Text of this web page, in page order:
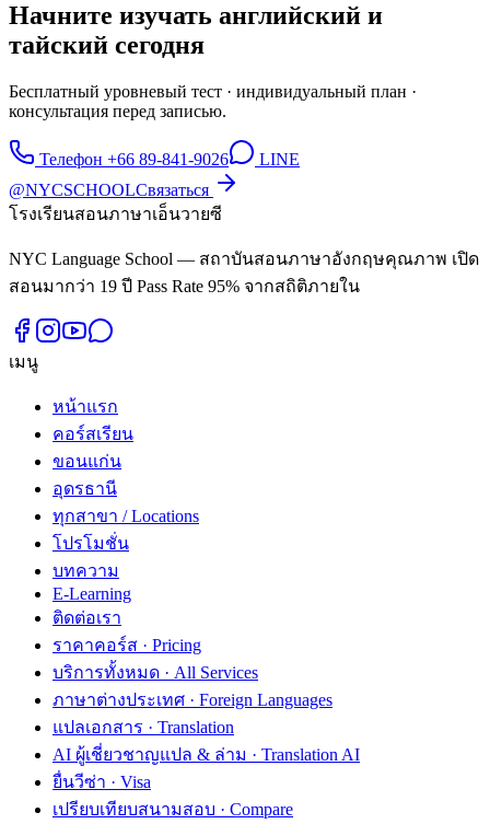
Начните изучать английский и
тайский сегодня
Бесплатный уровневый тест · индивидуальный план ·
консультация перед записью.
Телефон +66 89-841-9026
LINE
@NYCSCHOOLСвязаться
โรงเรียนสอนภาษาเอ็นวายซี
NYC Language School — สถาบันสอนภาษาอังกฤษคุณภาพ เปิด
สอนมากว่า 19 ปี Pass Rate 95% จากสถิติภายใน
เมนู
หน้าแรก
คอร์สเรียน
ขอนแก่น
อุดรธานี
ทุกสาขา / Locations
โปรโมชั่น
บทความ
E-Learning
ติดต่อเรา
ราคาคอร์ส · Pricing
บริการทั้งหมด · All Services
ภาษาต่างประเทศ · Foreign Languages
แปลเอกสาร · Translation
AI ผู้เชี่ยวชาญแปล & ล่าม · Translation AI
ยื่นวีซ่า · Visa
เปรียบเทียบสนามสอบ · Compare